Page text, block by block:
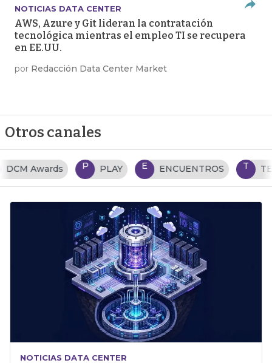
NOTICIAS DATA CENTER
AWS, Azure y Git lideran la contratación
tecnológica mientras el empleo TI se recupera
en EE.UU.
por Redacción Data Center Market
Otros canales
P PLAY E ENCUENTROS T TENDENCIAS TI
NOTICIAS DATA CENTER